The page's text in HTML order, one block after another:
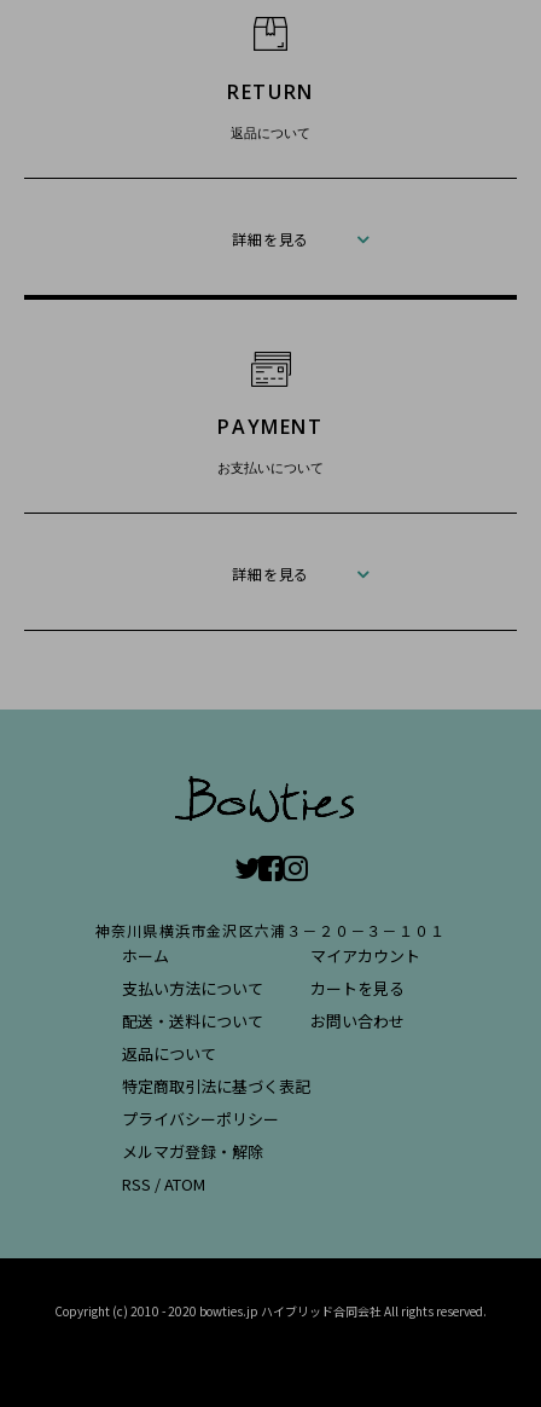
RETURN
返品について
詳細を見る
PAYMENT
お支払いについて
詳細を見る
神奈川県横浜市金沢区六浦３－２０－３－１０１
ホーム
支払い方法について
配送・送料について
返品について
特定商取引法に基づく表記
プライバシーポリシー
メルマガ登録・解除
RSS /ATOM
マイアカウント
カートを見る
お問い合わせ
Copyright (c) 2010 - 2020 bowties.jp ハイブリッド合同会社 All rights reserved.